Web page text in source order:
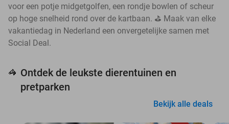
voor een potje midgetgolfen, een rondje bowlen of scheur
op hoge snelheid rond over de kartbaan. ⛳ Maak van elke
vakantiedag in Nederland een onvergetelijke samen met
Social Deal.
🦓 Ontdek de leukste dierentuinen en
pretparken
Bekijk alle deals